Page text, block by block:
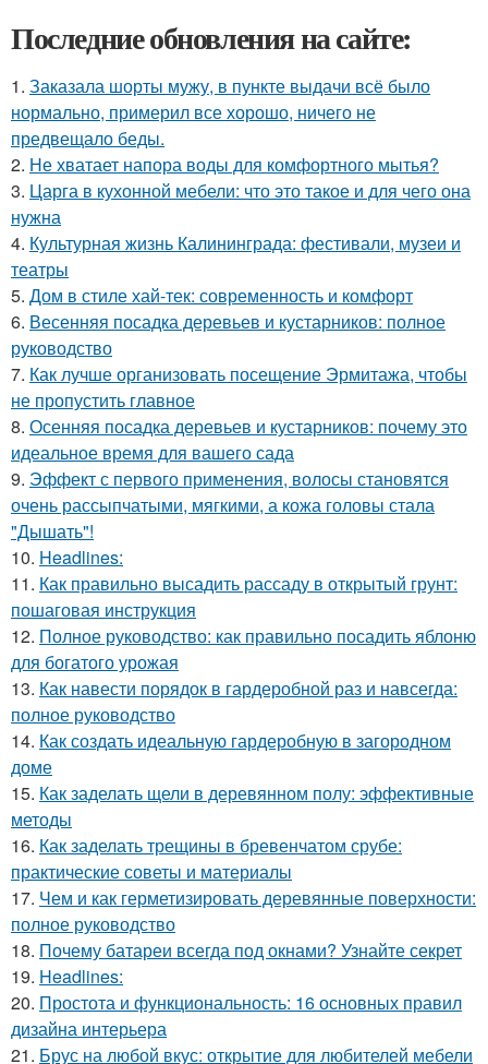
Последние обновления на сайте:
1. Заказала шорты мужу, в пункте выдачи всё было
нормально, примерил все хорошо, ничего не
предвещало беды.
2. Не хватает напора воды для комфортного мытья?
3. Царга в кухонной мебели: что это такое и для чего она
нужна
4. Культурная жизнь Калининграда: фестивали, музеи и
театры
5. Дом в стиле хай-тек: современность и комфорт
6. Весенняя посадка деревьев и кустарников: полное
руководство
7. Как лучше организовать посещение Эрмитажа, чтобы
не пропустить главное
8. Осенняя посадка деревьев и кустарников: почему это
идеальное время для вашего сада
9. Эффект с первого применения, волосы становятся
очень рассыпчатыми, мягкими, а кожа головы стала
"Дышать"!
10. Headlines:
11. Как правильно высадить рассаду в открытый грунт:
пошаговая инструкция
12. Полное руководство: как правильно посадить яблоню
для богатого урожая
13. Как навести порядок в гардеробной раз и навсегда:
полное руководство
14. Как создать идеальную гардеробную в загородном
доме
15. Как заделать щели в деревянном полу: эффективные
методы
16. Как заделать трещины в бревенчатом срубе:
практические советы и материалы
17. Чем и как герметизировать деревянные поверхности:
полное руководство
18. Почему батареи всегда под окнами? Узнайте секрет
19. Headlines:
20. Простота и функциональность: 16 основных правил
дизайна интерьера
21. Брус на любой вкус: открытие для любителей мебели